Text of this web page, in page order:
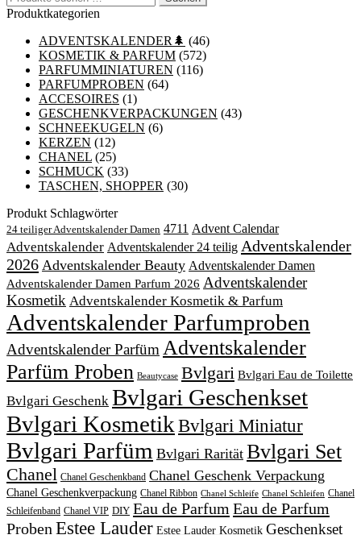
nach:
Produktkategorien
ADVENTSKALENDER🌲 (46)
KOSMETIK & PARFUM (572)
PARFUMMINIATUREN (116)
PARFUMPROBEN (64)
ACCESOIRES (1)
GESCHENKVERPACKUNGEN (43)
SCHNEEKUGELN (6)
KERZEN (12)
CHANEL (25)
SCHMUCK (33)
TASCHEN, SHOPPER (30)
Produkt Schlagwörter
24 teiliger Adventskalender Damen 4711 Advent Calendar
Adventskalender Adventskalender 24 teilig Adventskalender
2026 Adventskalender Beauty Adventskalender Damen
Adventskalender Damen Parfum 2026 Adventskalender
Kosmetik Adventskalender Kosmetik & Parfum
Adventskalender Parfumproben
Adventskalender Parfüm Adventskalender
Parfüm Proben Beautycase Bvlgari Bvlgari Eau de Toilette
Bvlgari Geschenk Bvlgari Geschenkset
Bvlgari KosmetikBvlgari Miniatur
Bvlgari Parfüm Bvlgari Rarität Bvlgari Set
Chanel Chanel Geschenkband Chanel Geschenk Verpackung
Chanel Geschenkverpackung Chanel Ribbon Chanel Schleife Chanel Schleifen Chanel
Schleifenband Chanel VIP DIY Eau de Parfum Eau de Parfum
Proben Estee Lauder Estee Lauder Kosmetik Geschenkset